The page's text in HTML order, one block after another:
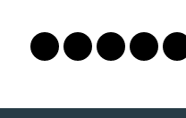
Lien vers le profil
Lien vers le
Lien vers
Lien